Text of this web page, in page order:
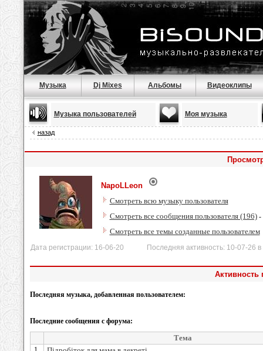
Музыка Dj Mixes Альбомы Видеоклипы
Музыка пользователей Моя музыка
назад
NapoLLeon
Смотреть всю музыку пользователя
Смотреть все сообщения пользователя (196)-
Смотреть все темы созданные пользователем
Дата регистрации: 16-06-20 Последняя активность: 10-07-26 в
Активность
Последняя музыка, добавленная пользователем:
Последние сообщения с форума:
Тема